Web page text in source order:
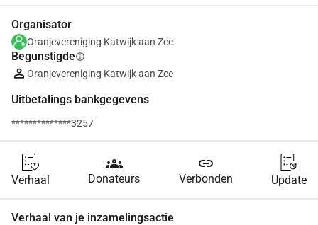
Organisator
Oranjevereniging Katwijk aan Zee
Begunstigdeinfo
Oranjevereniging Katwijk aan Zee
Uitbetalings bankgegevens
**************3257
Verhaal
groups
Donateurs
link
Verbonden Update
Verhaal van je inzamelingsactie